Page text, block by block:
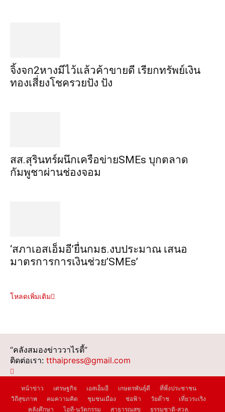
จิ้งจก​2​หาง​มีไว้แล้ว​ค้าขาย​ดี​ เรียก​ทรัพย์เงิน
ทอง​เสี่ยงโชค​รวยปัง​ ปัง​
สส.สุรินทร์ผนึกเครือข่ายSMEs บุกตลาด
กัมพูชาผ่านช่องจอม
‘สภาเอสเอ็มอี’ยื่นกมธ.งบประมาณ เสนอ
มาตรการการเงินช่วย’SMEs’
โหลดเพิ่มเติม
“คลังสมองข่าววาไรตี้”
ติดต่อเรา: tthaipress@gmail.com
หน้าข่าว เศรษฐกิจ เอสเอ็มอี เกษตรพันธุ์ดี
ที่พึ่งประชาชน
วิถีสุขภาพ
คมความคิด ชุมชนเมือง ช่อฟ้า วัยต๊าช
เที่ยวระเริง
คลังศึกษา
ไอที-นวัตกรรม สาธารณสุข ธรรมชาติ-สวล.